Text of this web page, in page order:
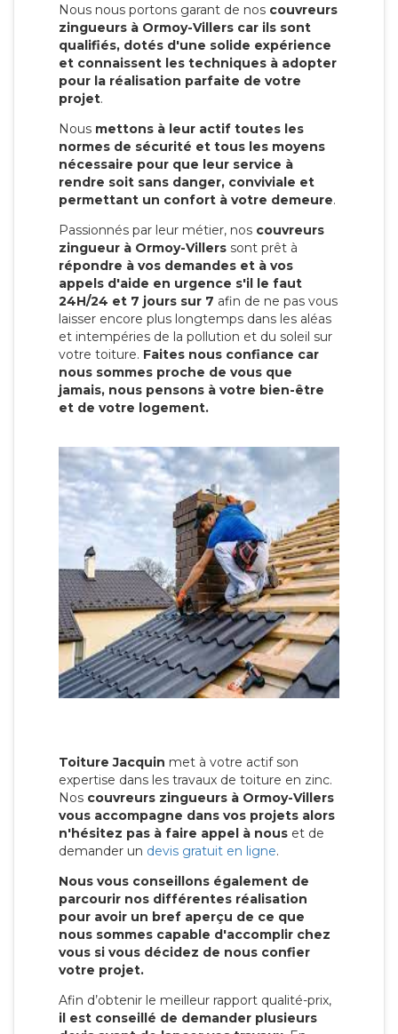
Nous nous portons garant de nos couvreurs
zingueurs à Ormoy-Villers car ils sont
qualifiés, dotés d'une solide expérience
et connaissent les techniques à adopter
pour la réalisation parfaite de votre
projet.
Nous mettons à leur actif toutes les
normes de sécurité et tous les moyens
nécessaire pour que leur service à
rendre soit sans danger, conviviale et
permettant un confort à votre demeure.
Passionnés par leur métier, nos couvreurs
zingueur à Ormoy-Villers sont prêt à
répondre à vos demandes et à vos
appels d'aide en urgence s'il le faut
24H/24 et 7 jours sur 7 afin de ne pas vous
laisser encore plus longtemps dans les aléas
et intempéries de la pollution et du soleil sur
votre toiture. Faites nous confiance car
nous sommes proche de vous que
jamais, nous pensons à votre bien-être
et de votre logement.
Toiture Jacquin met à votre actif son
expertise dans les travaux de toiture en zinc.
Nos couvreurs zingueurs à Ormoy-Villers
vous accompagne dans vos projets alors
n'hésitez pas à faire appel à nous et de
demander un devis gratuit en ligne.
Nous vous conseillons également de
parcourir nos différentes réalisation
pour avoir un bref aperçu de ce que
nous sommes capable d'accomplir chez
vous si vous décidez de nous confier
votre projet.
Afin d’obtenir le meilleur rapport qualité-prix,
il est conseillé de demander plusieurs